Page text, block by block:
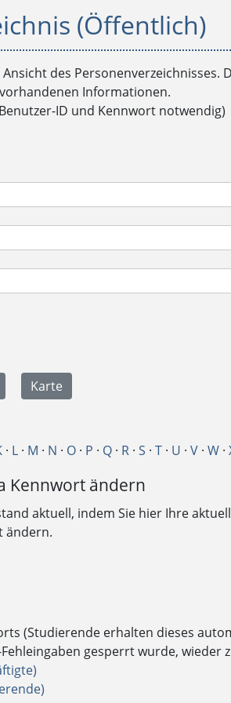
(Öffentlich)
des
Informationen.
ID und Kennwort notwendig)
· L · M · N · O · P · Q · R · S · T · U · V · W ·
Kennwort ändern
aktuell, indem Sie hier Ihre
ändern.
(Studierende erhalten dieses
gesperrt wurde, wieder